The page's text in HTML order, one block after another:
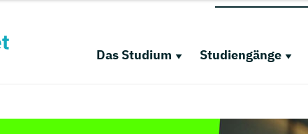
Das Studium Studiengänge